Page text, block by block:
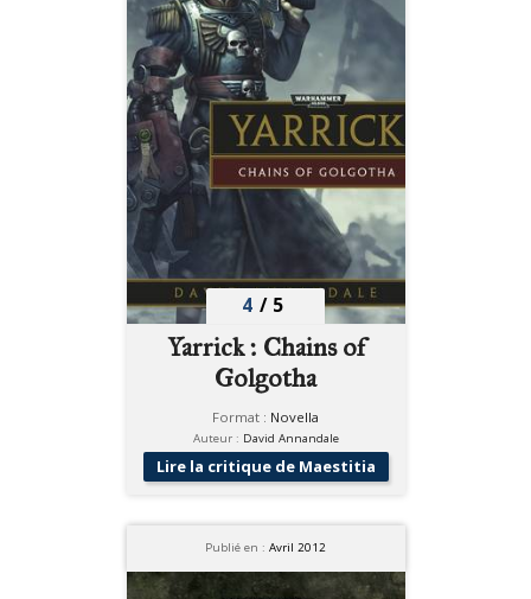
4 / 5
Yarrick : Chains of
Golgotha
Format : Novella
Auteur : David Annandale
Lire la critique de Maestitia
Publié en : Avril 2012